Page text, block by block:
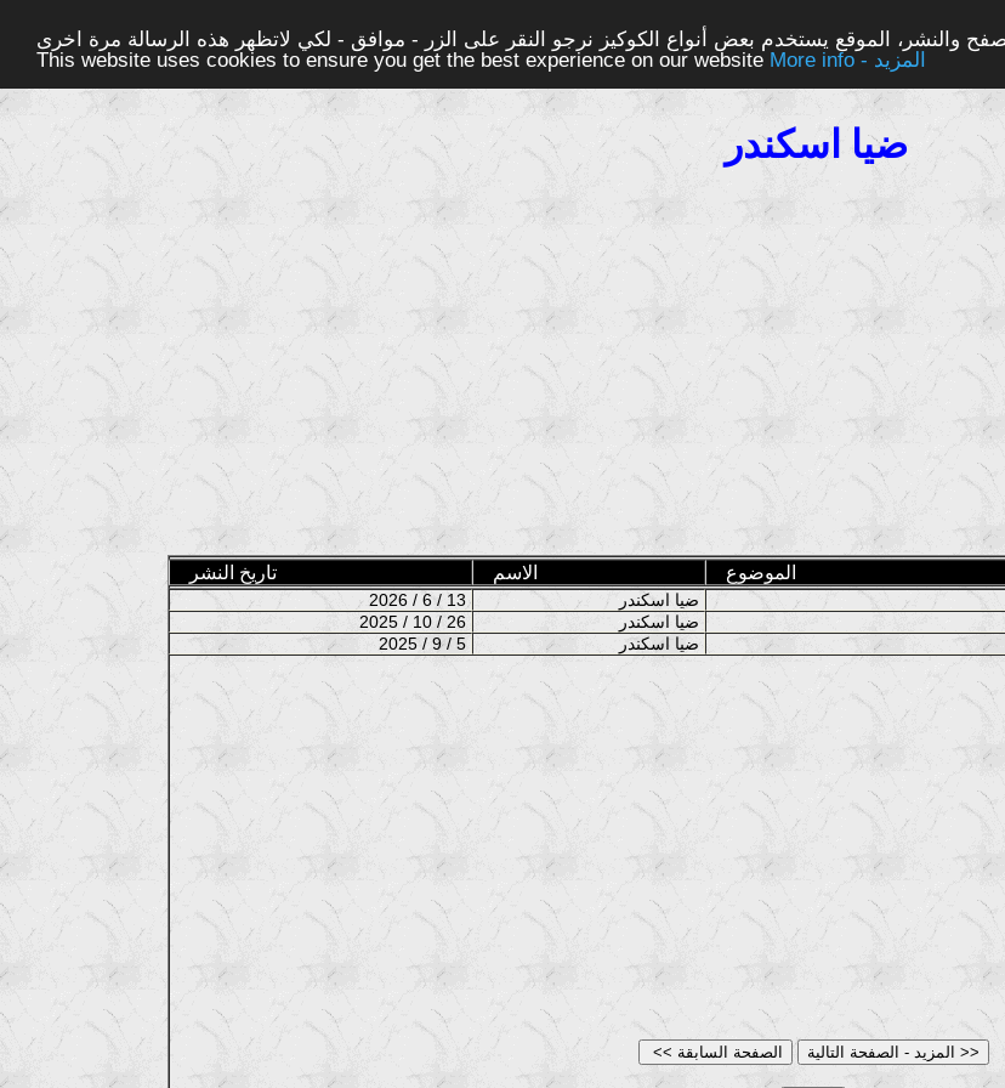
والنشر، الموقع يستخدم بعض أنواع الكوكيز نرجو النقر على الزر - موافق - لكي لاتظهر هذه الرسالة مرة اخرى -
This website uses cookies to ensure you get the best experience on our website
More info - المزيد
ضيا اسكندر
تاريخ النشر الاسم الموضوع
2026 / 6 / 13
2025 / 10 / 26
2025 / 9 / 5